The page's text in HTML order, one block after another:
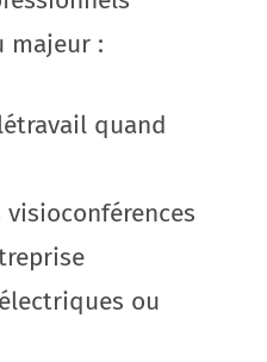
majeur :
quand
ou